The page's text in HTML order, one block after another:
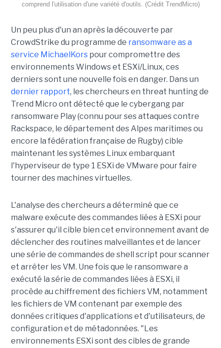
comprend l'utilisation d'une variété d'outils. (Crédit TrendMicro)
Un peu plus d'un an après la découverte par
CrowdStrike du programme de ransomware as a
service MichaelKorspour compromettre des
environnements Windows et ESXi/Linux, ces
derniers sont une nouvelle fois en danger. Dans un
dernier rapport, les chercheurs en threat hunting de
Trend Micro ont détecté que le cybergang par
ransomware Play (connu pour ses attaques contre
Rackspace, le département des Alpes maritimes ou
encore la fédération française de Rugby) cible
maintenant les systèmes Linux embarquant
l'hyperviseur de type 1 ESXi de VMware pour faire
tourner des machines virtuelles.
L'analyse des chercheurs a déterminé que ce
malware exécute des commandes liées à ESXi pour
s'assurer qu'il cible bien cet environnement avant de
déclencher des routines malveillantes et de lancer
une série de commandes de shell script pour scanner
et arrêter les VM. Une fois que le ransomware a
exécuté la série de commandes liées à ESXi, il
procède au chiffrement des fichiers VM, notamment
les fichiers de VM contenant par exemple des
données critiques d'applications et d'utilisateurs, de
configuration et de métadonnées. "Les
environnements ESXi sont des cibles de grande